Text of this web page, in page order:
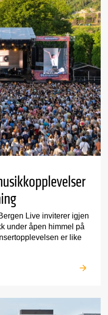
Live inviterer igjen
under åpen himmel på
er like